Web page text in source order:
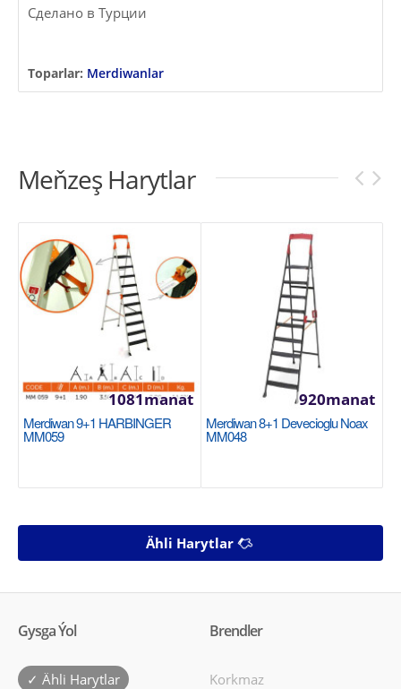
Сделано в Турции
Toparlar: Merdiwanlar
Meňzeş Harytlar
Merdiwan 9+1 HARBINGER
MM059
1081manat
Merdiwan 8+1 Devecioglu Noax
MM048
920manat
Ähli Harytlar
Gysga Ýol
✓ Ähli Harytlar
Brendler
Korkmaz